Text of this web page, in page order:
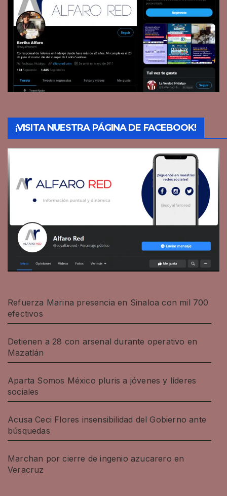
¡VISITA NUESTRA PÁGINA DE FACEBOOK!
Refuerza Marina presencia en Sinaloa con mil 700
efectivos
Detienen a 28 con arsenal durante operativo en
Mazatlán
Aparta Somos México pluris a jóvenes y líderes
sociales
Acusa Ceci Flores insensibilidad del Gobierno ante
búsquedas
Marchan por cierre de ingenio azucarero en
Veracruz